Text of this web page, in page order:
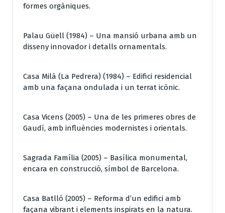
formes orgàniques.
Palau Güell (1984) – Una mansió urbana amb un
disseny innovador i detalls ornamentals.
Casa Milà (La Pedrera) (1984) – Edifici residencial
amb una façana ondulada i un terrat icònic.
Casa Vicens (2005) – Una de les primeres obres de
Gaudí, amb influències modernistes i orientals.
Sagrada Família (2005) – Basílica monumental,
encara en construcció, símbol de Barcelona.
Casa Batlló (2005) – Reforma d’un edifici amb
façana vibrant i elements inspirats en la natura.